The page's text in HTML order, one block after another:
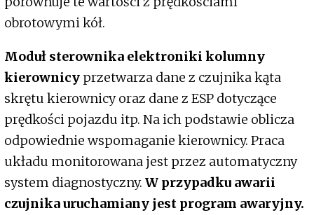
obrotowymi kół.
Moduł sterownika elektroniki kolumny
kierownicy przetwarza dane z czujnika kąta
skrętu kierownicy oraz dane z ESP dotyczące
prędkości pojazdu itp. Na ich podstawie oblicza
odpowiednie wspomaganie kierownicy. Praca
układu monitorowana jest przez automatyczny
system diagnostyczny. W przypadku awarii
czujnika uruchamiany jest program awaryjny.